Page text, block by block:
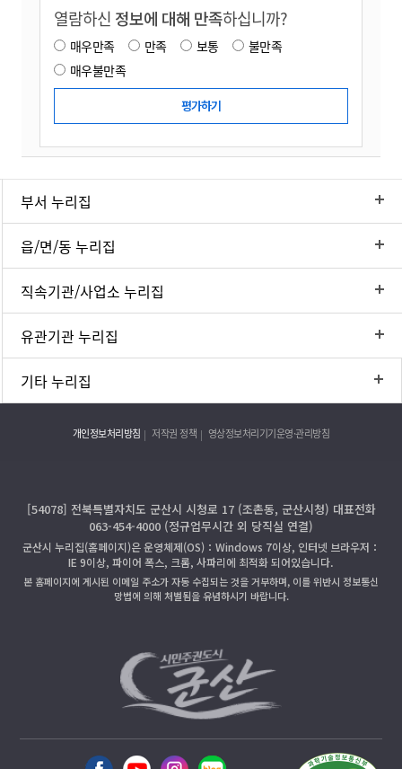
열람하신 정보에 대해 만족하십니까?
매우만족 만족 보통
불만족
매우불만족
부서 누리집
읍/면/동 누리집
직속기관/사업소 누리집
유관기관 누리집
기타 누리집
개인정보처리방침 저작권 정책 영상정보처리기기운영·관리방침
[54078] 전북특별자치도 군산시 시청로 17 (조촌동, 군산시청) 대표전화
063-454-4000 (정규업무시간 외 당직실 연결)
군산시 누리집(홈페이지)은 운영체제(OS)：Windows 7이상, 인터넷 브라우저：
IE 9이상, 파이어 폭스, 크롬, 사파리에 최적화 되어있습니다.
본 홈페이지에 게시된 이메일 주소가 자동 수집되는 것을 거부하며, 이를 위반시 정보통신
망법에 의해 처벌됨을 유념하시기 바랍니다.